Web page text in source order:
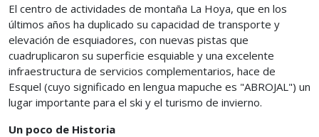
El centro de actividades de montaña La Hoya, que en los
últimos años ha duplicado su capacidad de transporte y
elevación de esquiadores, con nuevas pistas que
cuadruplicaron su superficie esquiable y una excelente
infraestructura de servicios complementarios, hace de
Esquel (cuyo significado en lengua mapuche es "ABROJAL") un
lugar importante para el ski y el turismo de invierno.
Un poco de Historia